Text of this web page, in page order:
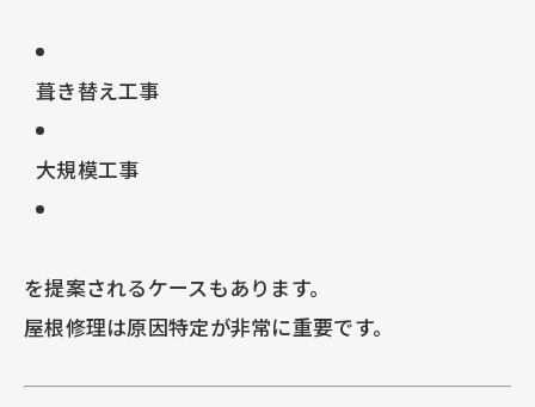
葺き替え工事
大規模工事
を提案されるケースもあります。
屋根修理は原因特定が非常に重要です。